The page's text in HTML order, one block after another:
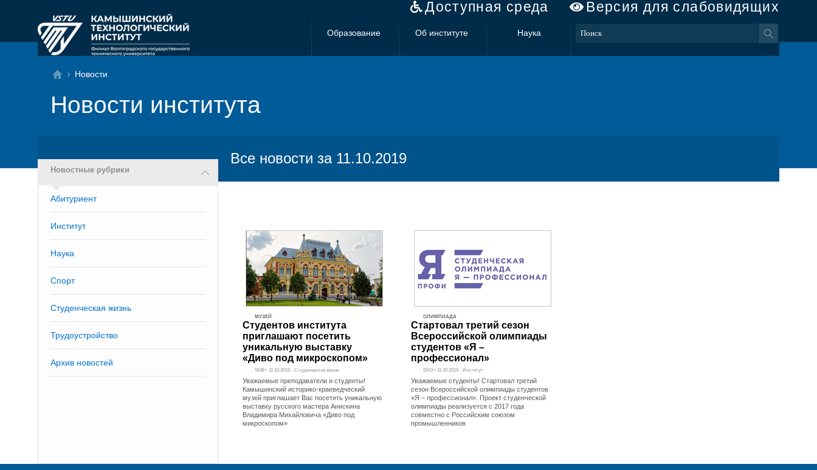
Доступная среда Версия для слабовидящих
Образование Об институте Наука
Новости
Новости института
Новостные рубрики
Абитуриент
Институт
Наука
Спорт
Студенческая жизнь
Трудоустройство
Архив новостей
Все новости за 11.10.2019
МУЗЕЙ
Студентов института
приглашают посетить
уникальную выставку
«Диво под микроскопом»
5638 • 11.10.2019 - Студенческая жизнь
Уважаемые преподаватели и студенты!
Камышинский историко-краеведческий
музей приглашает Вас посетить уникальную
выставку русского мастера Анискина
Владимира Михайловича «Диво под
микроскопом»
ОЛИМПИАДА
Стартовал третий сезон
Всероссийской олимпиады
студентов «Я –
профессионал»
5543 • 11.10.2019 - Институт
Уважаемые студенты! Стартовал третий
сезон Всероссийской олимпиады студентов
«Я – профессионал». Проект студенческой
олимпиады реализуется с 2017 года
совместно с Российским союзом
промышленников